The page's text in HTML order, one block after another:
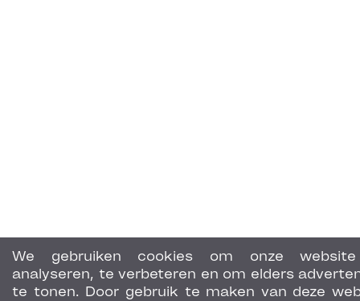
We gebruiken cookies om onze
analyseren, te verbeteren en om elders
te tonen. Door gebruik te maken van deze